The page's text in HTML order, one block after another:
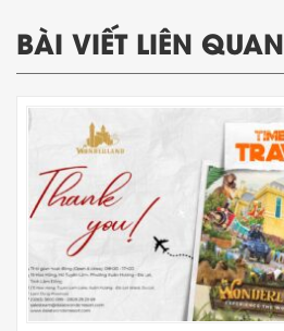
BÀI VIẾT LIÊN QUAN